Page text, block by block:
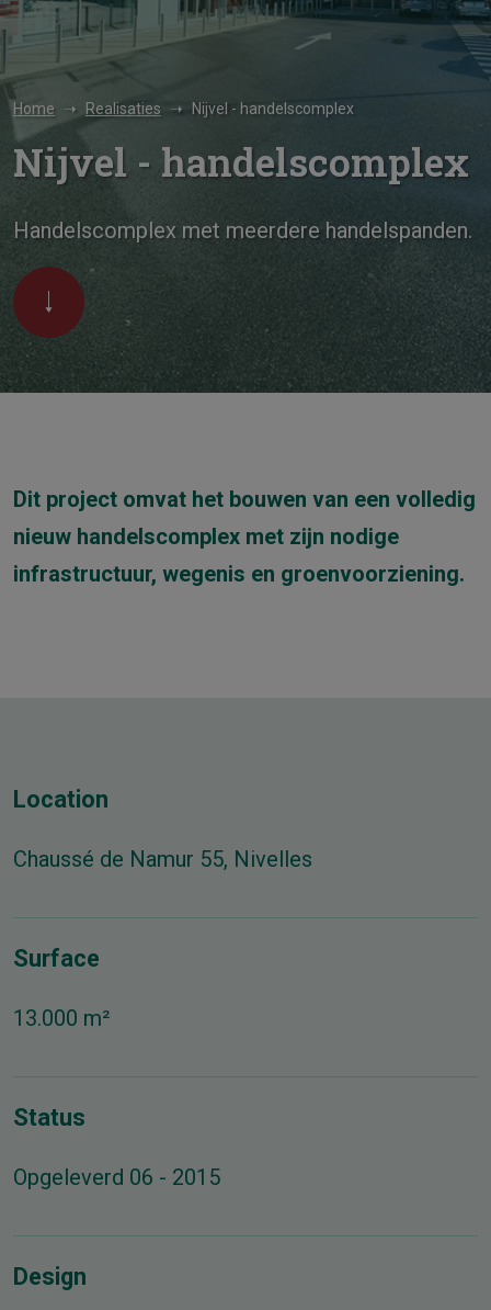
Home Realisaties Nijvel - handelscomplex
Nijvel - handelscomplex
Handelscomplex met meerdere handelspanden.
Dit project omvat het bouwen van een volledig
nieuw handelscomplex met zijn nodige
infrastructuur, wegenis en groenvoorziening.
Location
Chaussé de Namur 55, Nivelles
Surface
13.000 m²
Status
Opgeleverd 06 - 2015
Design